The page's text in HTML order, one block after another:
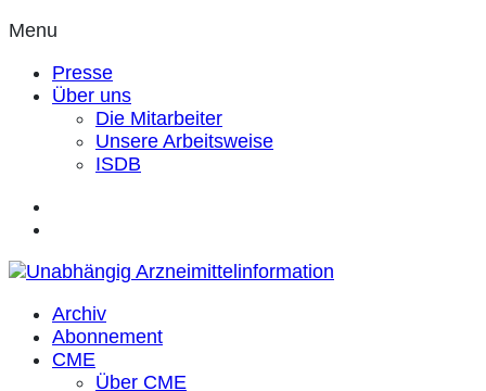
Menu
Presse
Über uns
Die Mitarbeiter
Unsere Arbeitsweise
ISDB
Archiv
Abonnement
CME
Über CME